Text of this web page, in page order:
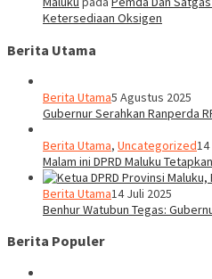
Ketersediaan Oksigen
Berita Utama
Berita Utama5 Agustus 2025
Gubernur Serahkan Ranperda
Berita Utama, Uncategorized14
Malam ini DPRD Maluku
Berita Utama14 Juli 2025
Benhur Watubun Tegas:
Berita Populer